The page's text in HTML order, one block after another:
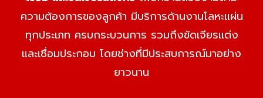
ความต้องการของลูกค้า มีบริการด้านงานโลหะแผ่น
ทุกประเภท ครบกระบวนการ รวมถึงขัดเจียรแต่ง
และเชื่อมประกอบ โดยช่างที่มีประสบการณ์มาอย่าง
ยาวนาน